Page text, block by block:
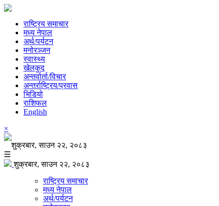
राष्ट्रिय समाचार
मध्य नेपाल
अर्थ/पर्यटन
मनोरञ्जन
स्वास्थ्य
खेलकुद
अन्तर्वार्ता/विचार
अन्तर्राष्ट्रिय/प्रवास
भिडियो
राशिफल
English
×
शुक्रबार, साउन २२, २०८३
☰
शुक्रबार, साउन २२, २०८३
राष्ट्रिय समाचार
मध्य नेपाल
अर्थ/पर्यटन